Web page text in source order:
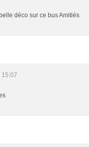
déco sur ce bus Amitiés